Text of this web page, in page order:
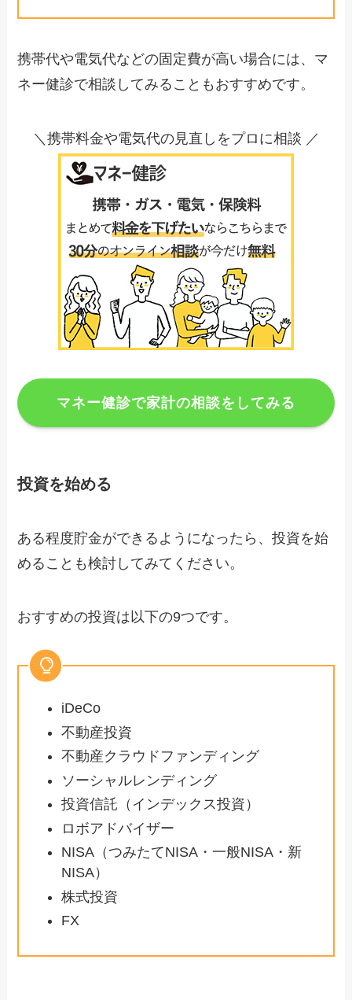
携帯代や電気代などの固定費が高い場合には、マ
ネー健診で相談してみることもおすすめです。
＼携帯料金や電気代の見直しをプロに相談 ／
マネー健診で家計の相談をしてみる
投資を始める
ある程度貯金ができるようになったら、投資を始
めることも検討してみてください。
おすすめの投資は以下の9つです。
iDeCo
不動産投資
不動産クラウドファンディング
ソーシャルレンディング
投資信託（インデックス投資）
ロボアドバイザー
NISA（つみたてNISA・一般NISA・新
NISA）
株式投資
FX